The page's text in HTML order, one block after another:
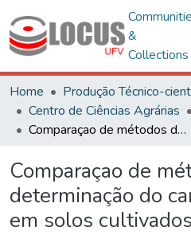
&
Collections
Home
Produção Técnico-
Centro de Ciências Agrárias
Comparaçao de métodos de determinação do carbono orgânico em solos cultivados com eucalipto
Comparaçao de
determinação do
em solos